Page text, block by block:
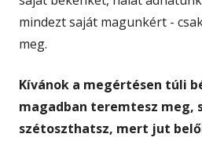
mindezt saját magunkért -
meg.
Kívánok a megértésen túli
magadban teremtesz
szétoszthatsz, mert jut